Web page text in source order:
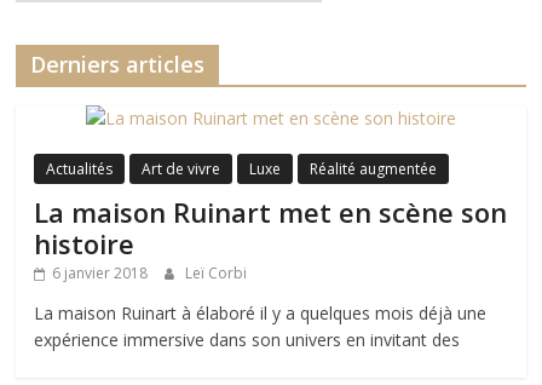
Derniers articles
Actualités Art de vivre Luxe Réalité augmentée
La maison Ruinart met en scène son
histoire
6 janvier 2018 Leï Corbi
La maison Ruinart à élaboré il y a quelques mois déjà une
expérience immersive dans son univers en invitant des